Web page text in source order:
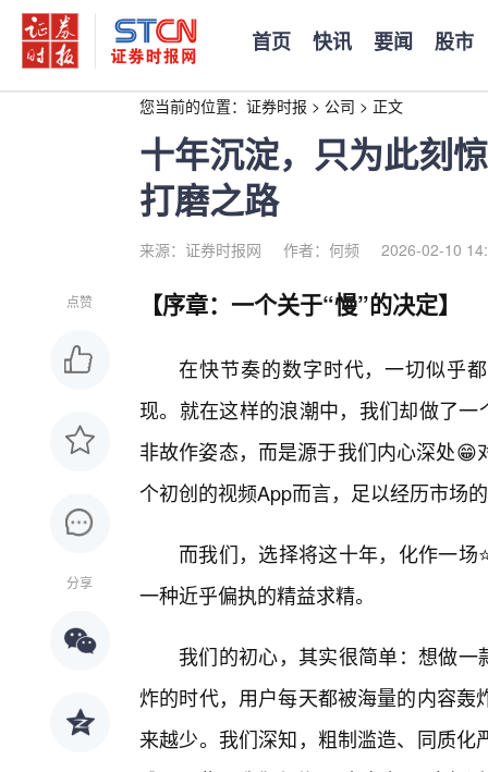
首页 快讯 要闻 股市
您当前的位置： 证券时报 > 公司 > 正文
十年沉淀，只为此刻
打磨之路
来源：证券时报网 作者：何频 2026-02-10
点赞
分享
【序章：一个关于“慢”的决定】
在快节奏的数字时代，一切似乎
现。就在这样的浪潮中，我们却做了
非故作姿态，而是源于我们内心深处
个初创的视频App而言，足以经历市场
而我们，选择将这十年，化作一
一种近乎偏执的精益求精。
我们的初心，其实很简单：想做
炸的时代，用户每天都被海量的内容
来越少。我们深知，粗制滥造、同质